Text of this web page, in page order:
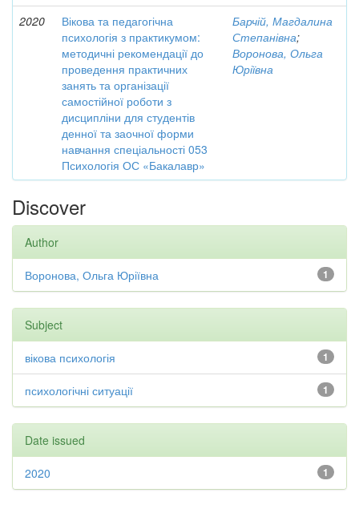
2020
Вікова та педагогічна
психологія з практикумом:
методичні рекомендації до
проведення практичних
занять та організації
самостійної роботи з
дисципліни для студентів
денної та заочної форми
навчання спеціальності 053
Психологія ОС «Бакалавр»
Барчій, Магдалина
Степанівна;
Воронова, Ольга
Юріївна
Discover
Author
1
Воронова, Ольга Юріївна
Subject
1
вікова психологія
1
психологічні ситуації
Date issued
1
2020